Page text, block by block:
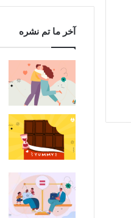
آخر ما تم نشره